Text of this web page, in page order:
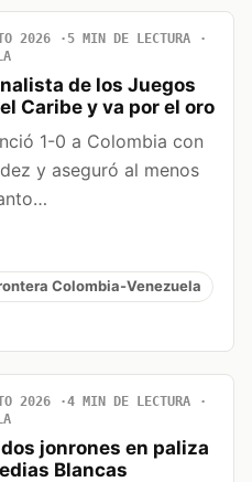
2026
5 MIN DE LECTURA
de los Juegos
Caribe y va por el oro
1-0 a Colombia con
y aseguró al menos
Colombia-Venezuela
2026
4 MIN DE LECTURA
jonrones en paliza
Blancas